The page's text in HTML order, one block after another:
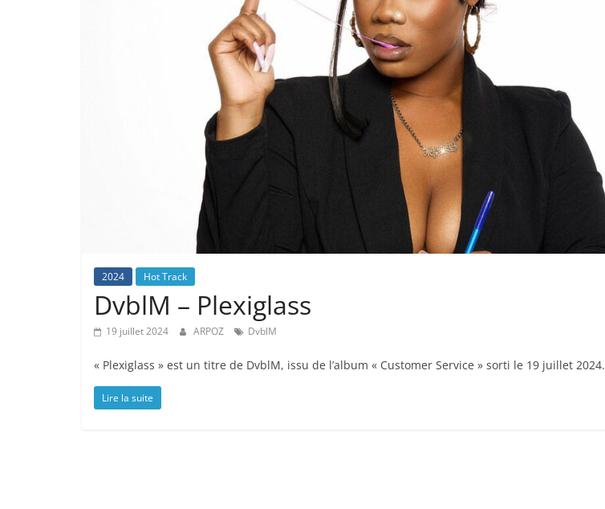
2024 Hot Track
DvblM – Plexiglass
19 juillet 2024 ARPOZ DvblM
« Plexiglass » est un titre de DvblM, issu de l’album « Customer Service » sorti le 19 juillet 2024.
Lire la suite